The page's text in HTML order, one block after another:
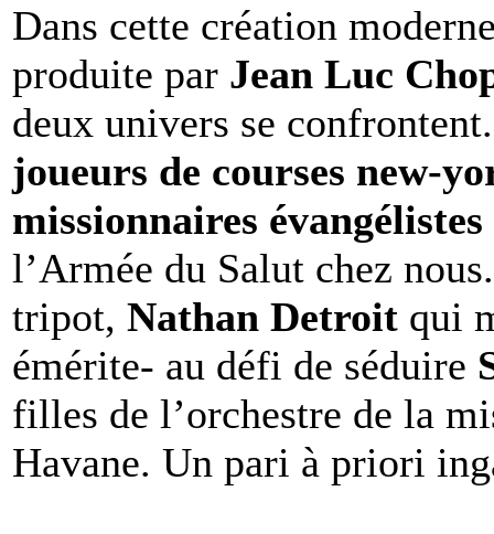
Dans cette création
produite par Jean Luc
deux univers se
joueurs de courses new-
missionnaires
l’Armée du Salut chez
tripot, Nathan Detroit qui
émérite- au défi de séduire
filles de l’orchestre de la
Havane. Un pari à priori